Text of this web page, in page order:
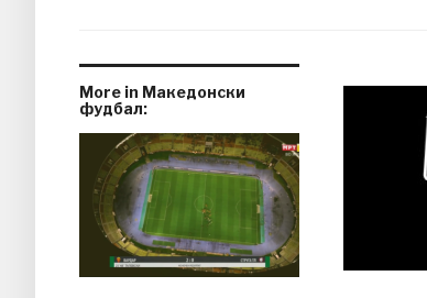
More in Македонски
фудбал: